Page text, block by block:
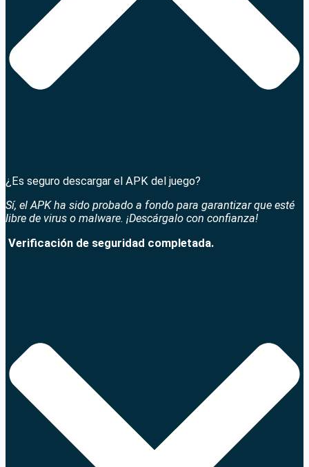
¿Es seguro descargar el APK del juego?
Sí, el APK ha sido probado a fondo para garantizar que esté
libre de virus o malware. ¡Descárgalo con confianza!
Verificación de seguridad completada.